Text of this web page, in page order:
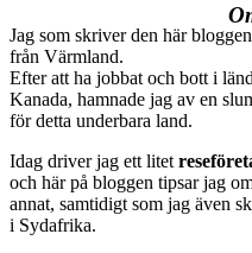
Jag som skriver den här
från Värmland.
Efter att ha jobbat och bott i
Kanada, hamnade jag av en
för detta underbara land.
Idag driver jag ett litet
och här på bloggen tipsar jag
annat, samtidigt som jag även
i Sydafrika.